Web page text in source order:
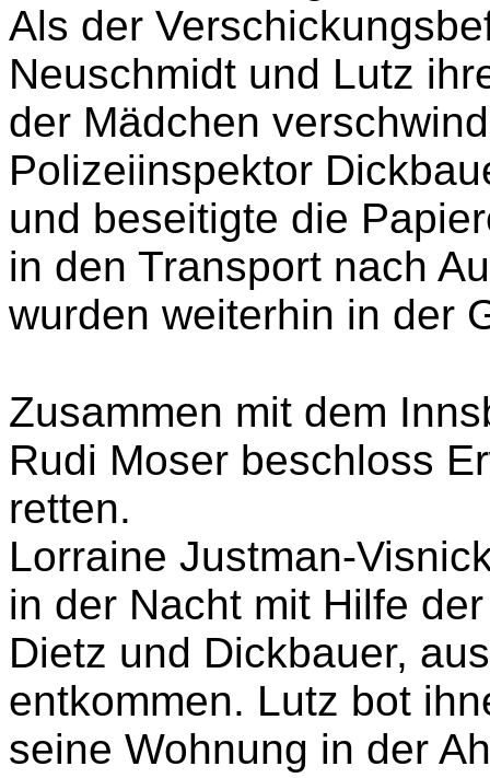
in der Küche als
sorgte für anständige
behandelte sie gut.
Als der
Neuschmidt und Lutz
der Mädchen
Polizeiinspektor
in den Transport nach
wurden weiterhin in der
Zusammen mit dem
Rudi Moser beschloss
retten.
Lorraine Justman-
in der Nacht mit Hilfe